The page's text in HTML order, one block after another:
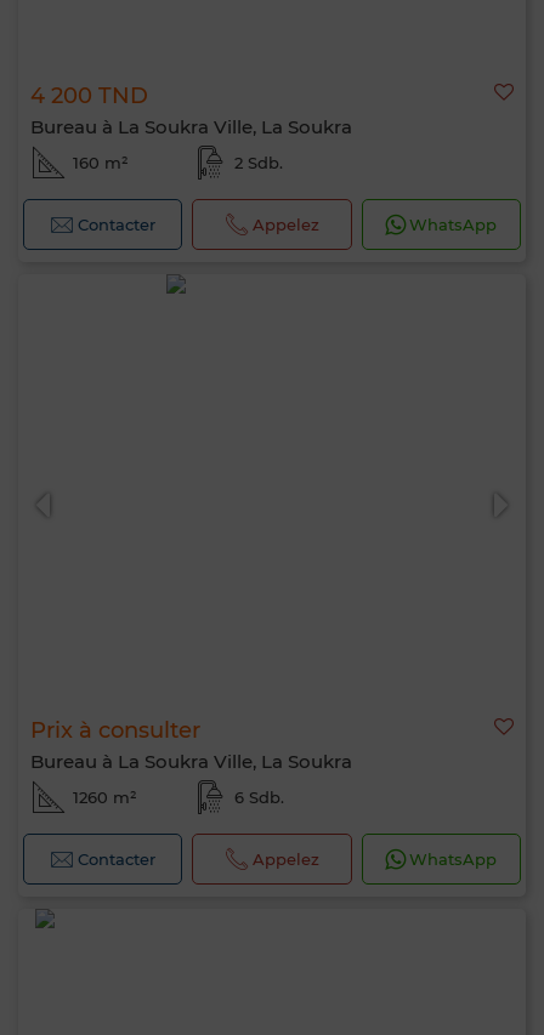
4 200 TND
Bureau à La Soukra Ville, La Soukra
160 m² 2 Sdb.
Contacter Appelez WhatsApp
Prix à consulter
Bureau à La Soukra Ville, La Soukra
1260 m² 6 Sdb.
Contacter Appelez WhatsApp